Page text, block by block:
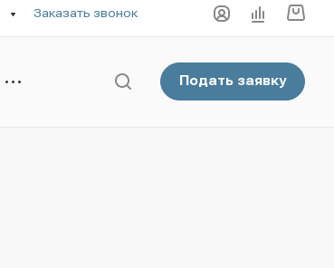
Заказать звонок
Подать заявку